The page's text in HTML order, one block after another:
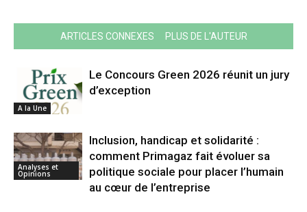
ARTICLES CONNEXES PLUS DE L'AUTEUR
A la Une
Le Concours Green 2026 réunit un jury
d’exception
Analyses et
Opinions
Inclusion, handicap et solidarité :
comment Primagaz fait évoluer sa
politique sociale pour placer l’humain
au cœur de l’entreprise